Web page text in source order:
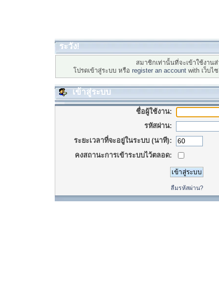
ระวัง!
สมาชิกเท่านั้นที่จะเข้าใช้งาน
โปรดเข้าสู่ระบบ หรือ register an account with เว็บ
เข้าสู่ระบบ
ชื่อผู้ใช้งาน:
รหัสผ่าน:
ระยะเวลาที่จะอยู่ในระบบ (นาที):
คงสถานะการเข้าระบบไว้ตลอด:
ลืมรหัสผ่าน?